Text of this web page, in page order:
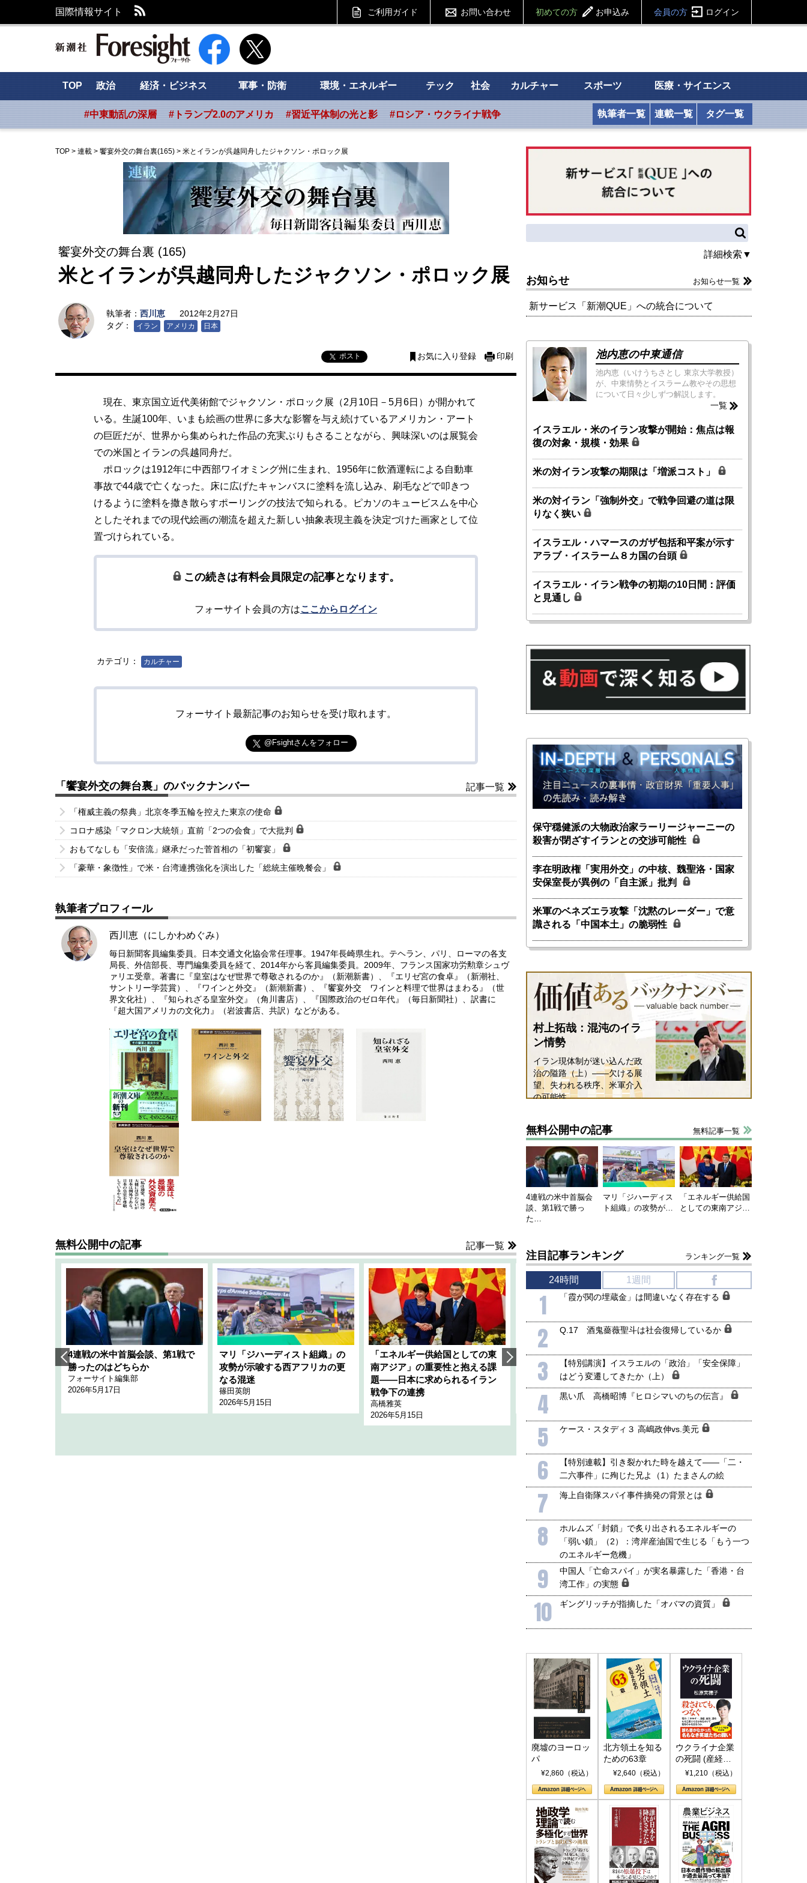
国際情報サイト ご利用ガイド お問い合わせ 初めての方 お申込み 会員の方 ログイン
新潮社 Foresight フォーサイト
TOP 政治 経済・ビジネス 軍事・防衛 環境・エネルギー テック 社会 カルチャー スポーツ 医療・サイエンス
#中東動乱の深層 #トランプ2.0のアメリカ #習近平体制の光と影 #ロシア・ウクライナ戦争 執筆者一覧 連載一覧 タグ一覧
TOP > 連載 > 饗宴外交の舞台裏(165) > 米とイランが呉越同舟したジャクソン・ポロック展
饗宴外交の舞台裏 (165)
米とイランが呉越同舟したジャクソン・ポロック展
執筆者： 西川恵
2012年2月27日
タグ：
イラン アメリカ 日本
ポスト お気に入り登録 印刷
現在、東京国立近代美術館でジャクソン・ポロック展（2月10日－5月6日）が開かれて
いる。生誕100年、いまも絵画の世界に多大な影響を与え続けているアメリカン・アート
の巨匠だが、世界から集められた作品の充実ぶりもさることながら、興味深いのは展覧会
での米国とイランの呉越同舟だ。
ポロックは1912年に中西部ワイオミング州に生まれ、1956年に飲酒運転による自動車
事故で44歳で亡くなった。床に広げたキャンバスに塗料を流し込み、刷毛などで叩きつ
けるように塗料を撒き散らすポーリングの技法で知られる。ピカソのキュービスムを中心
としたそれまでの現代絵画の潮流を超えた新しい抽象表現主義を決定づけた画家として位
置づけられている。
この続きは有料会員限定の記事となります。
フォーサイト会員の方はここからログイン
カテゴリ： カルチャー
フォーサイト最新記事のお知らせを受け取れます。
@Fsightさんをフォロー
「饗宴外交の舞台裏」のバックナンバー 記事一覧
「権威主義の祭典」北京冬季五輪を控えた東京の使命
コロナ感染「マクロン大統領」直前「2つの会食」で大批判
おもてなしも「安倍流」継承だった菅首相の「初饗宴」
「豪華・象徴性」で米・台湾連携強化を演出した「総統主催晩餐会」
執筆者プロフィール
西川恵（にしかわめぐみ）
毎日新聞客員編集委員。日本交通文化協会常任理事。1947年長崎県生れ。テヘラン、パリ、ローマの各支
局長、外信部長、専門編集委員を経て、2014年から客員編集委員。2009年、フランス国家功労勲章シュヴ
ァリエ受章。著書に『皇室はなぜ世界で尊敬されるのか』（新潮新書）、『エリゼ宮の食卓』（新潮社、
サントリー学芸賞）、『ワインと外交』（新潮新書）、『饗宴外交 ワインと料理で世界はまわる』（世
界文化社）、『知られざる皇室外交』（角川書店）、『国際政治のゼロ年代』（毎日新聞社）、訳書に
『超大国アメリカの文化力』（岩波書店、共訳）などがある。
無料公開中の記事 記事一覧
4連戦の米中首脳会談、第1戦で
勝ったのはどちらか
フォーサイト編集部
2026年5月17日
マリ「ジハーディスト組織」の
攻勢が示唆する西アフリカの更
なる混迷
篠田英朗
2026年5月15日
「エネルギー供給国としての東
南アジア」の重要性と抱える課
題――日本に求められるイラン
戦争下の連携
高橋雅英
2026年5月15日
韓国にも理解してほしい「極東
1905年体制」における日米韓安
全保障協力の意味
千々和泰明
2026年5月15日
ホルムズ海峡危機で加速したエ
ネルギー転換が「中国依存」に
行き着くリスク
小山堅
2026年5月14日
詳細検索▼
お知らせ お知らせ一覧
新サービス「新潮QUE」への統合について
池内恵の中東通信
池内恵（いけうちさとし 東京大学教授）
が、中東情勢とイスラーム教やその思想
について日々少しずつ解説します。
一覧
イスラエル・米のイラン攻撃が開始：焦点は報
復の対象・規模・効果
米の対イラン攻撃の期限は「増派コスト」
米の対イラン「強制外交」で戦争回避の道は限
りなく狭い
イスラエル・ハマースのガザ包括和平案が示す
アラブ・イスラーム８カ国の台頭
イスラエル・イラン戦争の初期の10日間：評価
と見通し
保守穏健派の大物政治家ラーリージャーニーの
殺害が閉ざすイランとの交渉可能性
李在明政権「実用外交」の中核、魏聖洛・国家
安保室長が異例の「自主派」批判
米軍のベネズエラ攻撃「沈黙のレーダー」で意
識される「中国本土」の脆弱性
村上拓哉：混沌のイラ
ン情勢
イラン現体制が迷い込んだ政
治の隘路（上）――欠ける展
望、失われる秩序、米軍介入
の可能性
無料公開中の記事 無料記事一覧
4連戦の米中首脳会
談、第1戦で勝っ
た…
マリ「ジハーディス
ト組織」の攻勢が…
「エネルギー供給国
としての東南アジ…
注目記事ランキング ランキング一覧
24時間 1週間
1 「霞が関の埋蔵金」は間違いなく存在する
2 Q.17 酒鬼薔薇聖斗は社会復帰しているか
3
【特別講演】イスラエルの「政治」「安全保障」
はどう変遷してきたか（上）
4 黒い爪 高橋昭博『ヒロシマいのちの伝言』
5 ケース・スタディ３ 高嶋政伸vs.美元
6
【特別連載】引き裂かれた時を越えて――「二・
二六事件」に殉じた兄よ（1）たまさんの絵
7 海上自衛隊スパイ事件摘発の背景とは
8
ホルムズ「封鎖」で炙り出されるエネルギーの
「弱い鎖」（2）：湾岸産油国で生じる「もう一つ
のエネルギー危機」
9
中国人「亡命スパイ」が実名暴露した「香港・台
湾工作」の実態
10 ギングリッチが指摘した「オバマの資質」
廃墟のヨーロッ
パ
¥2,860（税込）
北方領土を知る
ための63章
¥2,640（税込）
ウクライナ企業
の死闘 (産経セ
レクト S 039)
¥1,210（税込）